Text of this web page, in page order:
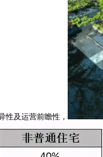
性及运营前瞻性，